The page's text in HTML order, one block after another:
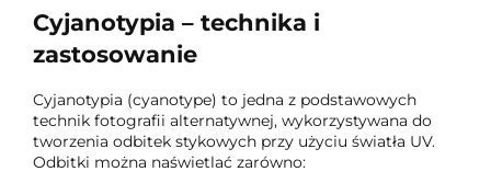
Cyjanotypia – technika i
zastosowanie
Cyjanotypia (cyanotype) to jedna z podstawowych
technik fotografii alternatywnej, wykorzystywana do
tworzenia odbitek stykowych przy użyciu światła UV.
Odbitki można naświetlać zarówno: